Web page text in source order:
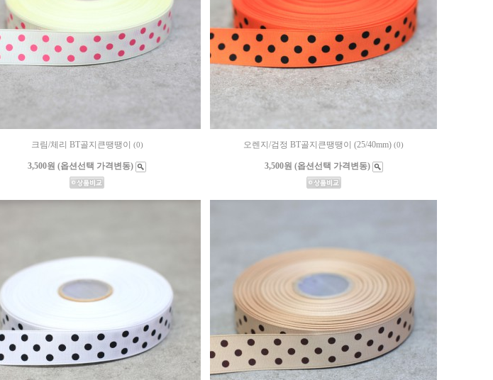
크림/체리 BT골지큰땡땡이 (0)
3,500원 (옵션선택 가격변동)
오렌지/검정 BT골지큰땡땡이 (25/40mm) (0)
3,500원 (옵션선택 가격변동)